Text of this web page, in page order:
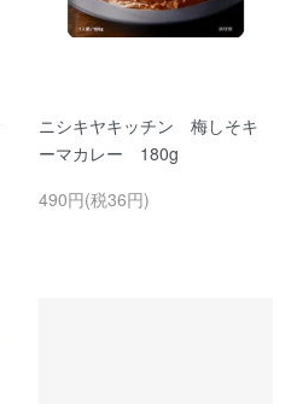
ニシキヤキッチン 梅しそキ
ーマカレー 180g
490円(税36円)